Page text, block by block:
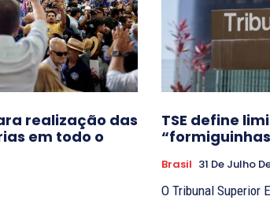
realização das
em todo o
TSE define
Brasil 31 De Julho
O Tribunal Superior